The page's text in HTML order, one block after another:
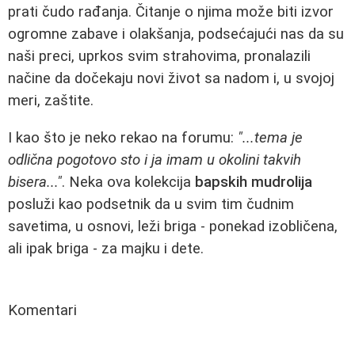
prati čudo rađanja. Čitanje o njima može biti izvor
ogromne zabave i olakšanja, podsećajući nas da su
naši preci, uprkos svim strahovima, pronalazili
načine da dočekaju novi život sa nadom i, u svojoj
meri, zaštite.
I kao što je neko rekao na forumu: "...tema je
odlična pogotovo sto i ja imam u okolini takvih
bisera...". Neka ova kolekcija bapskih mudrolija
posluži kao podsetnik da u svim tim čudnim
savetima, u osnovi, leži briga - ponekad izobličena,
ali ipak briga - za majku i dete.
Komentari